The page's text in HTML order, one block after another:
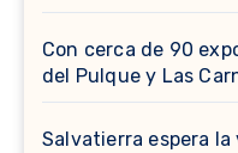
Con cerca de 90
del Pulque y Las
Salvatierra espera